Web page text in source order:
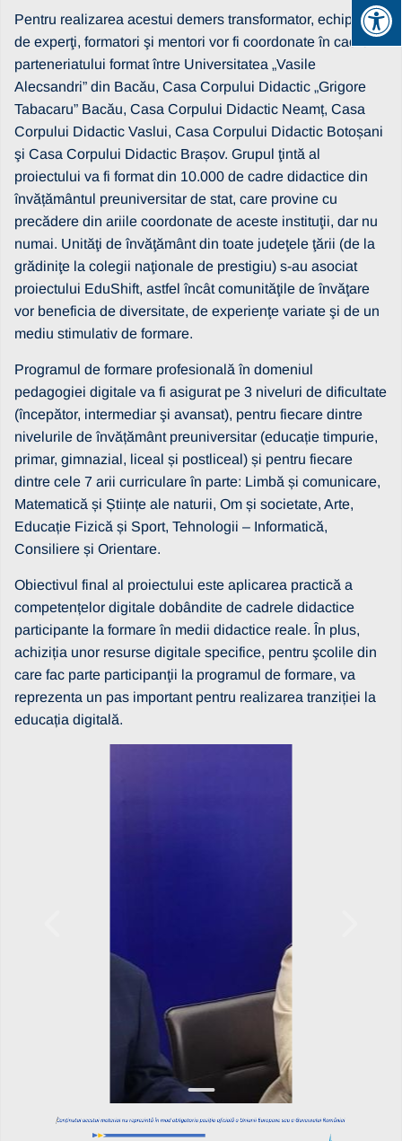
Pentru realizarea acestui demers transformator, echipele
de experţi, formatori şi mentori vor fi coordonate în cadrul
parteneriatului format între Universitatea „Vasile
Alecsandri” din Bacău, Casa Corpului Didactic „Grigore
Tabacaru” Bacău, Casa Corpului Didactic Neamț, Casa
Corpului Didactic Vaslui, Casa Corpului Didactic Botoșani
şi Casa Corpului Didactic Brașov. Grupul ţintă al
proiectului va fi format din 10.000 de cadre didactice din
învățământul preuniversitar de stat, care provine cu
precădere din ariile coordonate de aceste instituţii, dar nu
numai. Unităţi de învăţământ din toate judeţele ţării (de la
grădiniţe la colegii naţionale de prestigiu) s-au asociat
proiectului EduShift, astfel încât comunităţile de învăţare
vor beneficia de diversitate, de experienţe variate şi de un
mediu stimulativ de formare.
Programul de formare profesională în domeniul
pedagogiei digitale va fi asigurat pe 3 niveluri de dificultate
(începător, intermediar şi avansat), pentru fiecare dintre
nivelurile de învățământ preuniversitar (educație timpurie,
primar, gimnazial, liceal și postliceal) și pentru fiecare
dintre cele 7 arii curriculare în parte: Limbă și comunicare,
Matematică și Științe ale naturii, Om și societate, Arte,
Educație Fizică și Sport, Tehnologii – Informatică,
Consiliere și Orientare.
Obiectivul final al proiectului este aplicarea practică a
competențelor digitale dobândite de cadrele didactice
participante la formare în medii didactice reale. În plus,
achiziția unor resurse digitale specifice, pentru şcolile din
care fac parte participanţii la programul de formare, va
reprezenta un pas important pentru realizarea tranziției la
educația digitală.